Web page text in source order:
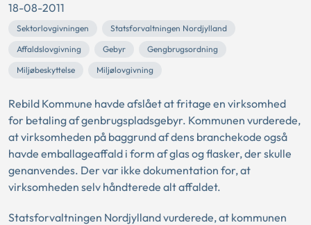
18-08-2011
Sektorlovgivningen
Statsforvaltningen Nordjylland
Affaldslovgivning
Gebyr
Gengbrugsordning
Miljøbeskyttelse
Miljølovgivning
Rebild Kommune havde afslået at fritage en virksomhed
for betaling af genbrugspladsgebyr. Kommunen vurderede,
at virksomheden på baggrund af dens branchekode også
havde emballageaffald i form af glas og flasker, der skulle
genanvendes. Der var ikke dokumentation for, at
virksomheden selv håndterede alt affaldet.
Statsforvaltningen Nordjylland vurderede, at kommunen